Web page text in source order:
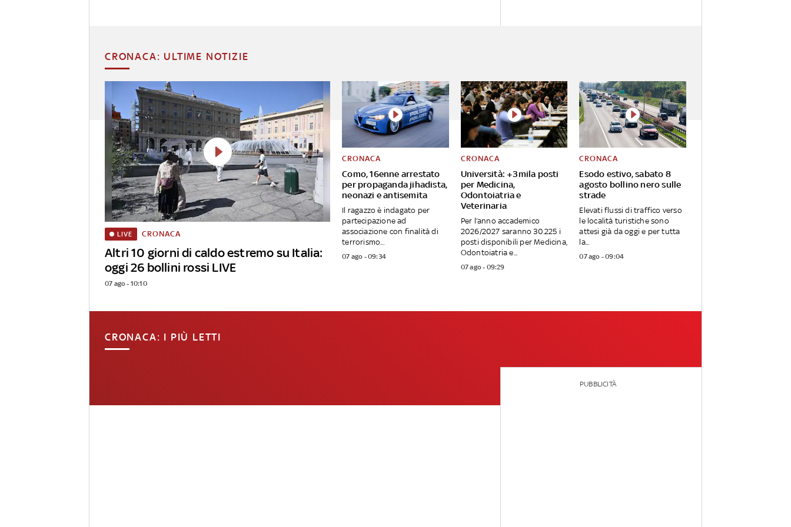
CRONACA: ULTIME NOTIZIE
Altri 10 giorni di caldo estremo su Italia:
oggi 26 bollini rossi LIVE
LIVE CRONACA
07 ago - 10:10
Como, 16enne arrestato
per propaganda jihadista,
neonazi e antisemita
CRONACA
Il ragazzo è indagato per
partecipazione ad
associazione con finalità di
terrorismo...
07 ago - 09:34
Università: +3mila posti
per Medicina,
Odontoiatria e
Veterinaria
CRONACA
Per l’anno accademico
2026/2027 saranno 30.225 i
posti disponibili per Medicina,
Odontoiatria e...
07 ago - 09:29
Esodo estivo, sabato 8
agosto bollino nero sulle
strade
CRONACA
Elevati flussi di traffico verso
le località turistiche sono
attesi già da oggi e per tutta
la...
07 ago - 09:04
CRONACA: I PIÙ LETTI
PUBBLICITÀ